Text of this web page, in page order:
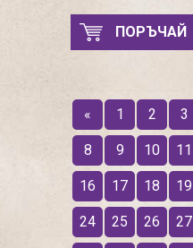
ПОРЪЧАЙ
« 1 2 3
8 9 10 11
16 17 18 19
24 25 26 27